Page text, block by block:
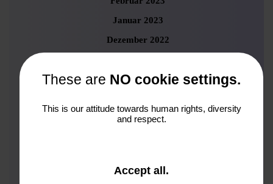
Januar 2023
Dezember 2022
Oktober 2022
August 2022
Mai 2022
These are NO cookie settings.
This is our attitude towards human rights, diversity
and respect.
Accept alland
.